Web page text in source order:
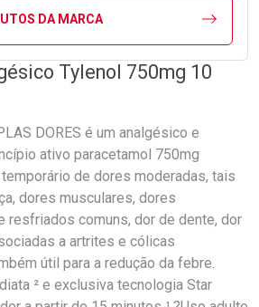
DA MARCA
Tylenol 750mg 10
DORES é um analgésico e
ativo paracetamol 750mg
de dores moderadas, tais
dores musculares, dores
resfriados comuns, dor de dente, dor
a artrites e cólicas
útil para a redução da febre.
² e exclusiva tecnologia Star